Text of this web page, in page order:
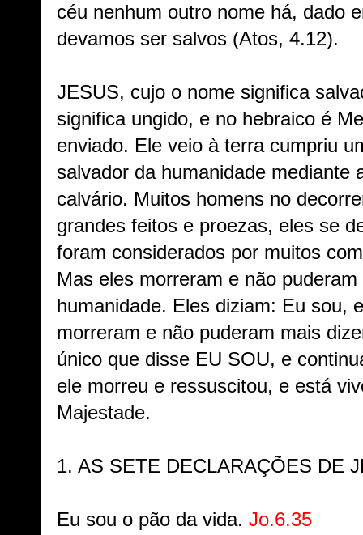
céu nenhum outro nome há, dado
devamos ser salvos (Atos, 4.12).
JESUS, cujo o nome significa
significa ungido, e no hebraico é
enviado. Ele veio à terra cumpriu
salvador da humanidade mediante
calvário. Muitos homens no
grandes feitos e proezas, eles se
foram considerados por muitos
Mas eles morreram e não
humanidade. Eles diziam: Eu sou,
morreram e não puderam mais
único que disse EU SOU, e
ele morreu e ressuscitou, e está
Majestade.
1. AS SETE DECLARAÇÕES DE
Eu sou o pão da vida. Jo.6.35